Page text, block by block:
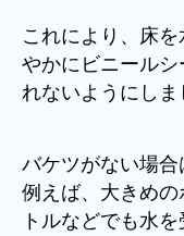
これにより、床
やかにビニール
れないようにしま
バケツがない場合
例えば、大きめ
トルなどでも水